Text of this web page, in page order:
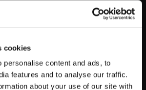
cookies
personalise content and ads, to
features and to analyse our traffic.
about your use of our site with
że taktyka „Wide Play” może
drużyny Liverpoolu, zastosowanie tej
do przewagi na bokach i zdobycia 3
Madryt zastosowanie „Wide Play” nie